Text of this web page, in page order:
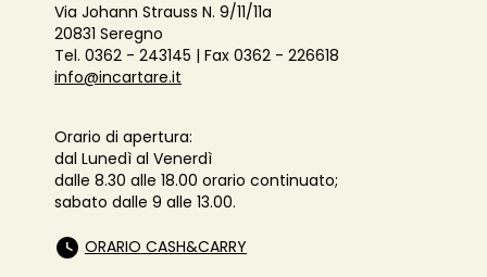
Via Johann Strauss N. 9/11/11a
20831 Seregno
Tel. 0362 - 243145 | Fax 0362 - 226618
info@incartare.it
Orario di apertura:
dal Lunedì al Venerdì
dalle 8.30 alle 18.00 orario continuato;
sabato dalle 9 alle 13.00.
ORARIO CASH&CARRY